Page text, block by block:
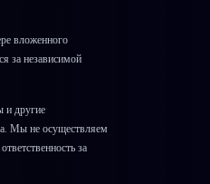
вложенного
за независимой
и другие
Мы не осуществляем
за